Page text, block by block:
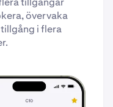
övervaka
i flera